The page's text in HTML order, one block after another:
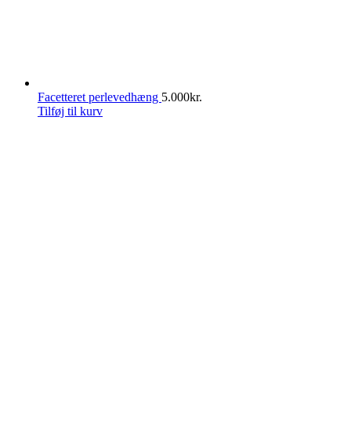
Facetteret perlevedhæng 5.000kr.
Tilføj til kurv